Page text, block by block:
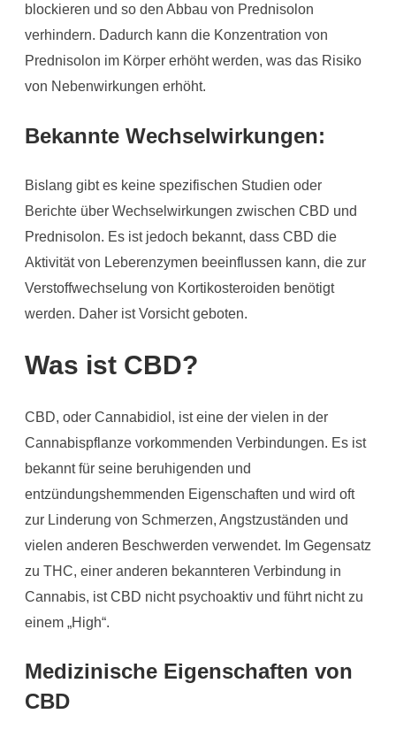
blockieren und so den Abbau von Prednisolon
verhindern. Dadurch kann die Konzentration von
Prednisolon im Körper erhöht werden, was das Risiko
von Nebenwirkungen erhöht.
Bekannte Wechselwirkungen:
Bislang gibt es keine spezifischen Studien oder
Berichte über Wechselwirkungen zwischen CBD und
Prednisolon. Es ist jedoch bekannt, dass CBD die
Aktivität von Leberenzymen beeinflussen kann, die zur
Verstoffwechselung von Kortikosteroiden benötigt
werden. Daher ist Vorsicht geboten.
Was ist CBD?
CBD, oder Cannabidiol, ist eine der vielen in der
Cannabispflanze vorkommenden Verbindungen. Es ist
bekannt für seine beruhigenden und
entzündungshemmenden Eigenschaften und wird oft
zur Linderung von Schmerzen, Angstzuständen und
vielen anderen Beschwerden verwendet. Im Gegensatz
zu THC, einer anderen bekannteren Verbindung in
Cannabis, ist CBD nicht psychoaktiv und führt nicht zu
einem „High“.
Medizinische Eigenschaften von
CBD